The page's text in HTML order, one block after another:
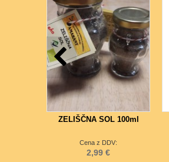
ZELIŠČNA SOL 100ml
Cena z DDV:
2,99 €